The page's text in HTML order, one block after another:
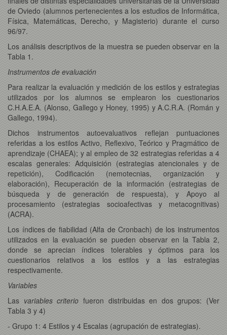
de Oviedo (alumnos pertenecientes a los estudios de Informática,
Física, Matemáticas, Derecho, y Magisterio) durante el curso
96/97.
Los análisis descriptivos de la muestra se pueden observar en la
Tabla 1.
Instrumentos de evaluación
Para realizar la evaluación y medición de los estilos y estrategias
utilizados por los alumnos se emplearon los cuestionarios
C.H.A.E.A. (Alonso, Gallego y Honey, 1995) y A.C.R.A. (Román y
Gallego, 1994).
Dichos instrumentos autoevaluativos reflejan puntuaciones
referidas a los estilos Activo, Reflexivo, Teórico y Pragmático de
aprendizaje (CHAEA); y al empleo de 32 estrategias referidas a 4
escalas generales: Adquisición (estrategias atencionales y de
repetición), Codificación (nemotecnias, organización y
elaboración), Recuperación de la información (estrategias de
búsqueda y de generación de respuesta), y Apoyo al
procesamiento (estrategias socioafectivas y metacognitivas)
(ACRA).
Los índices de fiabilidad (Alfa de Cronbach) de los instrumentos
utilizados en la evaluación se pueden observar en la Tabla 2,
donde se aprecian índices tolerables y óptimos para los
cuestionarios relativos a los estilos y a las estrategias
respectivamente.
Variables
Las variables criterio fueron distribuidas en dos grupos: (Ver
Tabla 3 y 4)
- Grupo 1: 4 Estilos y 4 Escalas (agrupación de estrategias).